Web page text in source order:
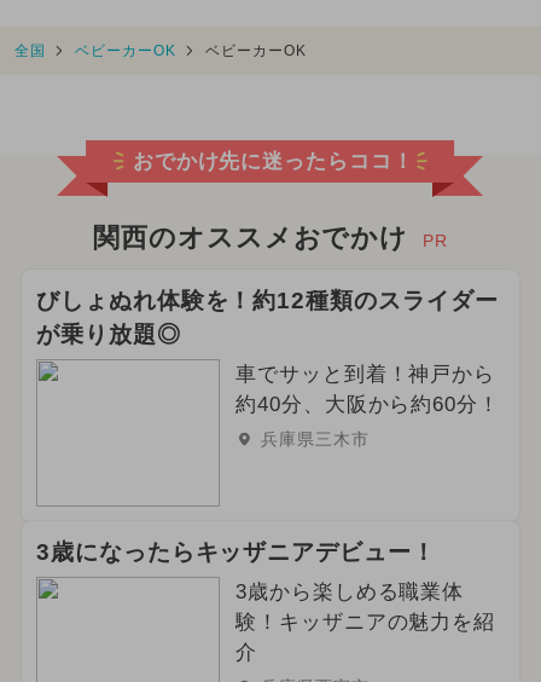
全国 ベビーカーOK ベビーカーOK
おでかけ先に迷ったらココ！
関西のオススメおでかけ PR
びしょぬれ体験を！約12種類のスライダー
が乗り放題◎
車でサッと到着！神戸から
約40分、大阪から約60分！
兵庫県三木市
3歳になったらキッザニアデビュー！
3歳から楽しめる職業体
験！キッザニアの魅力を紹
介